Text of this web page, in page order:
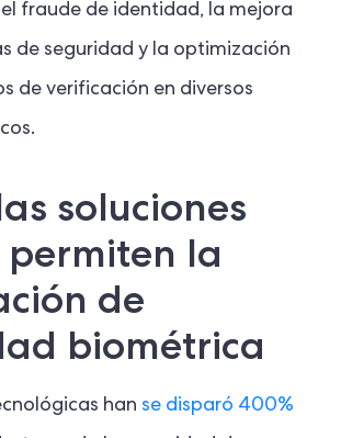
fraude de identidad, la mejora
de seguridad y la optimización
de verificación en diversos
soluciones
permiten la
de
biométrica
han se disparó 400%